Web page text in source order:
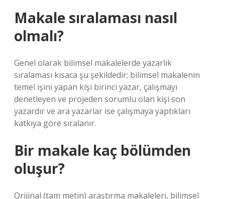
Makale sıralaması nasıl
olmalı?
Genel olarak bilimsel makalelerde yazarlık
sıralaması kısaca şu şekildedir; bilimsel makalenin
temel işini yapan kişi birinci yazar, çalışmayı
denetleyen ve projeden sorumlu olan kişi son
yazardır ve ara yazarlar ise çalışmaya yaptıkları
katkıya göre sıralanır.
Bir makale kaç bölümden
oluşur?
Orijinal (tam metin) araştırma makaleleri, bilimsel